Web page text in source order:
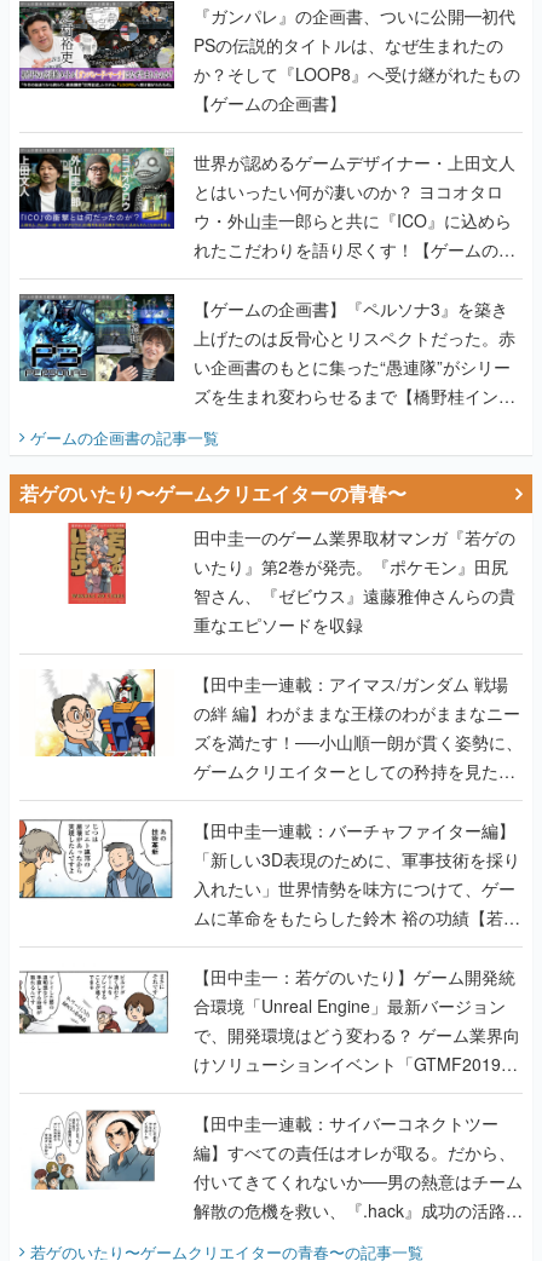
『ガンパレ』の企画書、ついに公開━初代
PSの伝説的タイトルは、なぜ生まれたの
か？そして『LOOP8』へ受け継がれたもの
【ゲームの企画書】
世界が認めるゲームデザイナー・上田文人
とはいったい何が凄いのか？ ヨコオタロ
ウ・外山圭一郎らと共に『ICO』に込めら
れたこだわりを語り尽くす！【ゲームの企
画書】
【ゲームの企画書】『ペルソナ3』を築き
上げたのは反骨心とリスペクトだった。赤
い企画書のもとに集った“愚連隊”がシリー
ズを生まれ変わらせるまで【橋野桂インタ
ビュー】
ゲームの企画書の記事一覧
若ゲのいたり〜ゲームクリエイターの青春〜
田中圭一のゲーム業界取材マンガ『若ゲの
いたり』第2巻が発売。『ポケモン』田尻
智さん、『ゼビウス』遠藤雅伸さんらの貴
重なエピソードを収録
【田中圭一連載：アイマス/ガンダム 戦場
の絆 編】わがままな王様のわがままなニー
ズを満たす！──小山順一朗が貫く姿勢に、
ゲームクリエイターとしての矜持を見た
【若ゲのいたり最終回】
【田中圭一連載：バーチャファイター編】
「新しい3D表現のために、軍事技術を採り
入れたい」世界情勢を味方につけて、ゲー
ムに革命をもたらした鈴木 裕の功績【若ゲ
のいたり】
【田中圭一：若ゲのいたり】ゲーム開発統
合環境「Unreal Engine」最新バージョン
で、開発環境はどう変わる？ ゲーム業界向
けソリューションイベント「GTMF2019」
に行って、より理解を深めよう【PR】
【田中圭一連載：サイバーコネクトツー
編】すべての責任はオレが取る。だから、
付いてきてくれないか──男の熱意はチーム
解散の危機を救い、『.hack』成功の活路を
開く。業界の快男児・松山 洋に流れる血は
若ゲのいたり〜ゲームクリエイターの青春〜の記事一覧